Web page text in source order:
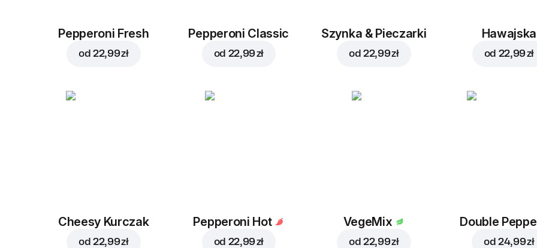
Pepperoni Fresh
od22,99 zł
Pepperoni Classic
od 22,99 zł
Szynka & Pieczarki
od22,99 zł
Hawajska
od 22,99 zł
Cheesy Kurczak
od22,99 zł
Pepperoni Hot
od 22,99 zł
VegeMix
od22,99 zł
Double
od24,99 zł